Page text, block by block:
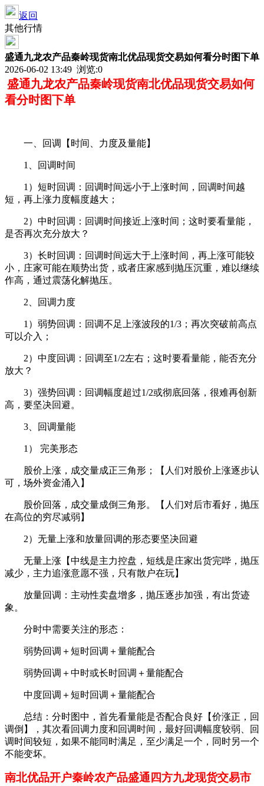
返回
其他行情
盛通九龙农产品秦岭现货南北优品现货交易如何看分时图下单
2026-06-02 13:49 浏览:0
盛通九龙农产品秦岭现货南北优品现货交易如何
看分时图下单
一、回调【时间、力度及量能】
1 、回调时间
1 ）短时回调：回调时间远小于上涨时间，回调时间越
短，再上涨力度幅度越大；
2）中时回调：回调时间接近上涨时间；这时要看量能，
是否再次充分放大？
3）长时回调：回调时间远大于上涨时间，再上涨可能较
小，庄家可能在顺势出货，或者庄家感到抛压沉重，难以继续
作高，通过震荡化解抛压。
2 、回调力度
1 ）弱势回调：回调不足上涨波段的1/3 ；再次突破前高点
可以介入；
2）中度回调：回调至1/2左右；这时要看量能，能否充分
放大？
3）强势回调：回调幅度超过1/2或彻底回落，很难再创新
高，要坚决回避。
3 、回调量能
1 ） 完美形态
股价上涨，成交量成正三角形；【人们对股价上涨逐步认
可，场外资金涌入】
股价回落，成交量成倒三角形。【人们对后市看好，抛压
在高位的穷尽减弱】
2）无量上涨和放量回调的形态要坚决回避
无量上涨【中线是主力控盘，短线是庄家出货完哔，抛压
减少，主力追涨意愿不强，只有散户在玩】
放量回调：主动性卖盘增多，抛压逐步加强，有出货迹
象。
分时中需要关注的形态：
弱势回调＋短时回调＋量能配合
弱势回调＋中时或长时回调＋量能配合
中度回调＋短时回调＋量能配合
总结：分时图中，首先看量能是否配合良好【价涨正，回
调倒】，其次看回调力度和回调时间，最好回调幅度较弱、回
调时间较短，如果不能同时满足，至少满足一个，同时另一个
不能变坏。
南北优品开户秦岭农产品盛通四方九龙现货交易市